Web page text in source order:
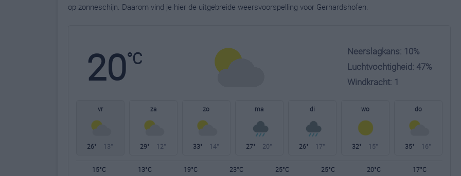
op zonneschijn. Daarom vind je hier de uitgebreide weersvoorspelling voor Gerhardshofen.
20°C
Neerslagkans: 10%
Luchtvochtigheid: 47%
Windkracht: 1
vr
26° 13°
za
29° 12°
zo
33° 14°
ma
27° 20°
di
26° 17°
wo
32° 15°
do
35° 16°
15°C 13°C 19°C 23°C 25°C 25°C 20°C 17°C